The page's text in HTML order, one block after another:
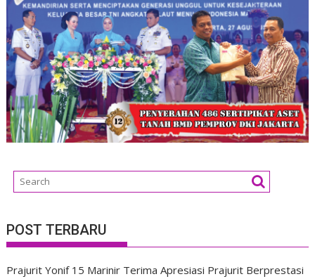
POST TERBARU
Prajurit Yonif 15 Marinir Terima Apresiasi Prajurit Berprestasi